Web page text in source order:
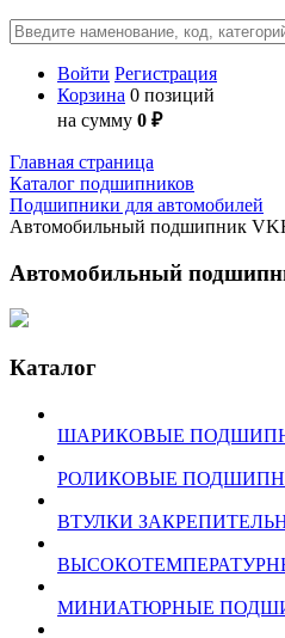
Войти Регистрация
Корзина 0 позиций
на сумму 0 ₽
Главная страница
Каталог подшипников
Подшипники для автомобилей
Автомобильный подшипник
Автомобильный
Каталог
ШАРИКОВЫЕ
РОЛИКОВЫЕ
ВТУЛКИ
МИНИАТЮРНЫЕ